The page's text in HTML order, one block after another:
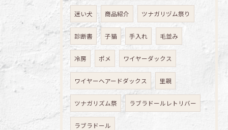
迷い犬 商品紹介 ツナガリヅム祭り
診断書 子猫 手入れ 毛並み
冷房 ポメ ワイヤーダックス
ワイヤーヘアードダックス 里親
ツナガリズム祭 ラブラドールレトリバー
ラブラドール